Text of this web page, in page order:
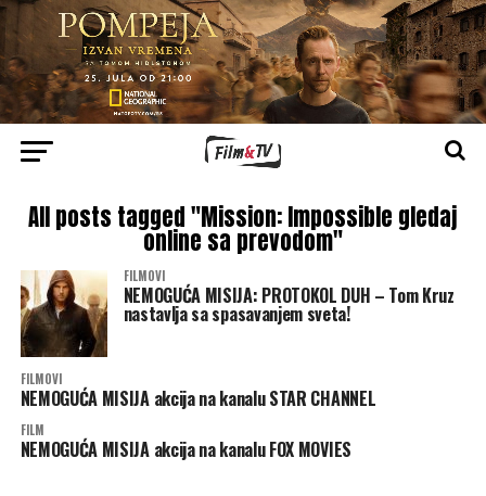
All posts tagged "Mission: Impossible gledaj
online sa prevodom"
FILMOVI
NEMOGUĆA MISIJA: PROTOKOL DUH – Tom Kruz
nastavlja sa spasavanjem sveta!
FILMOVI
NEMOGUĆA MISIJA akcija na kanalu STAR CHANNEL
FILM
NEMOGUĆA MISIJA akcija na kanalu FOX MOVIES